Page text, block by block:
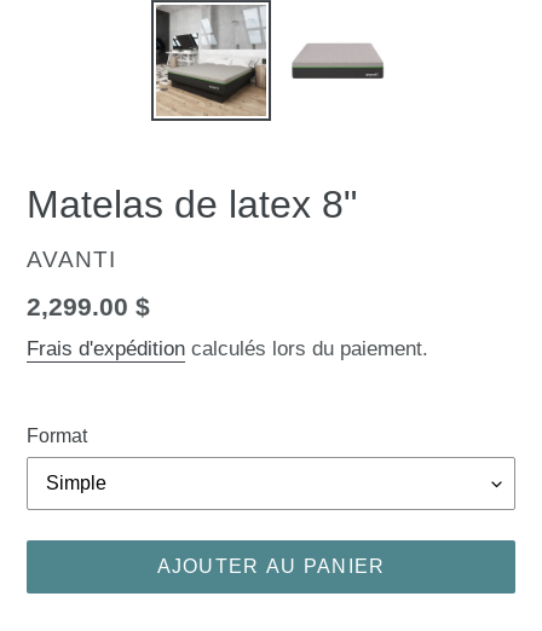
Matelas de latex 8"
DISTRIBUTEUR
AVANTI
Prix
normal
2,299.00 $
Frais d'expédition calculés lors du paiement.
Format
AJOUTER AU PANIER